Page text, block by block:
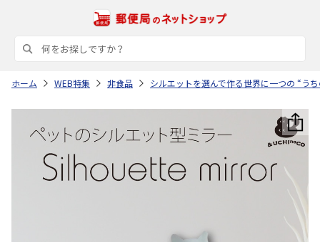
ホーム WEB特集 非食品 シルエットを選んで作る世界に一つの “う